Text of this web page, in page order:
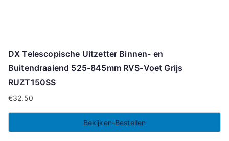
DX Telescopische Uitzetter Binnen- en
Buitendraaiend 525-845mm RVS-Voet Grijs
RUZT150SS
€32.50
Bekijken-Bestellen